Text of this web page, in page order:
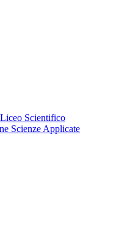
Scientifico
Scienze Applicate